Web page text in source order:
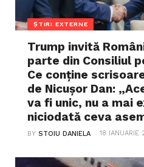
ȘTIRI EXTERNE
Trump invită
parte din Consiliul
Ce conține
de Nicușor Dan:
va fi unic, nu a mai
niciodată ceva
BYSTOIU DANIELA 18 IANUARIE